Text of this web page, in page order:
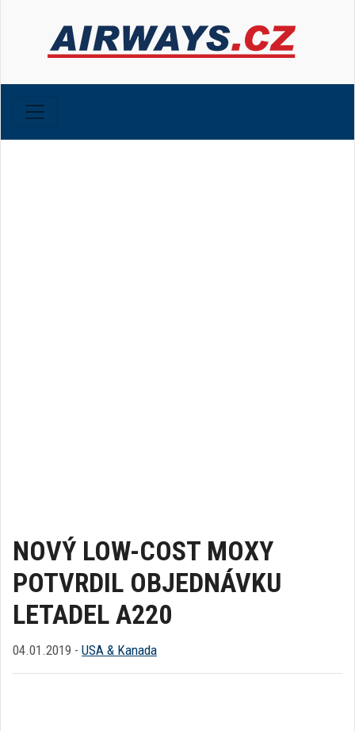
NOVÝ LOW-COST MOXY
POTVRDIL OBJEDNÁVKU
LETADEL A220
04.01.2019 - USA & Kanada